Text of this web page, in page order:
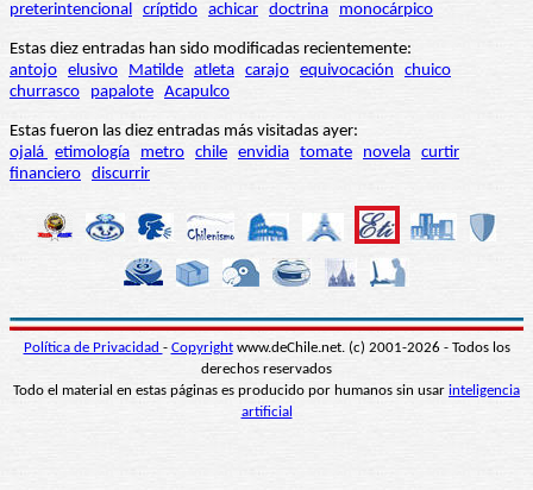
preterintencional críptido achicar doctrina monocárpico
Estas diez entradas han sido modificadas recientemente:
antojo elusivo Matilde atleta carajo equivocación
chuico
churrasco
papalote Acapulco
Estas fueron las diez entradas más visitadas ayer:
ojalá etimología metro chile envidia tomate novela curtir
financiero discurrir
Política de Privacidad - Copyrightwww.deChile.net. (c) 2001-2026 - Todos los
derechos reservados
Todo el material en estas páginas es producido por humanos sin usar inteligencia
artificial